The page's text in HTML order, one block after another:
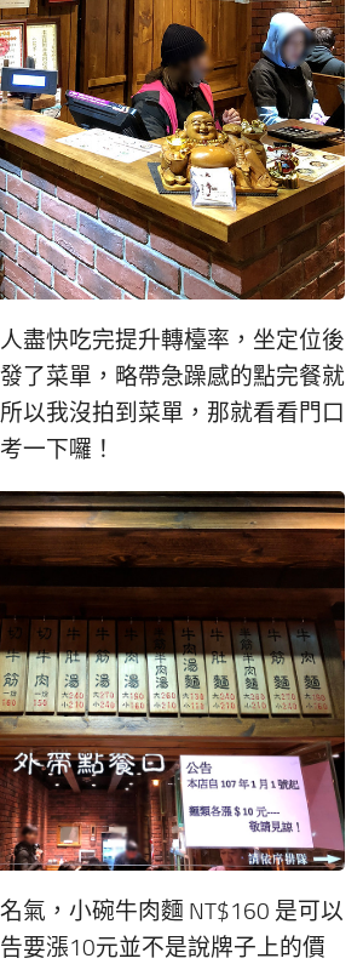
盡快吃完提升轉檯率，坐定位後
了菜單，略帶急躁感的點完餐就
以我沒拍到菜單，那就看看門口
一下囉！
氣，小碗牛肉麵 NT$160 是可以
要漲10元並不是說牌子上的價